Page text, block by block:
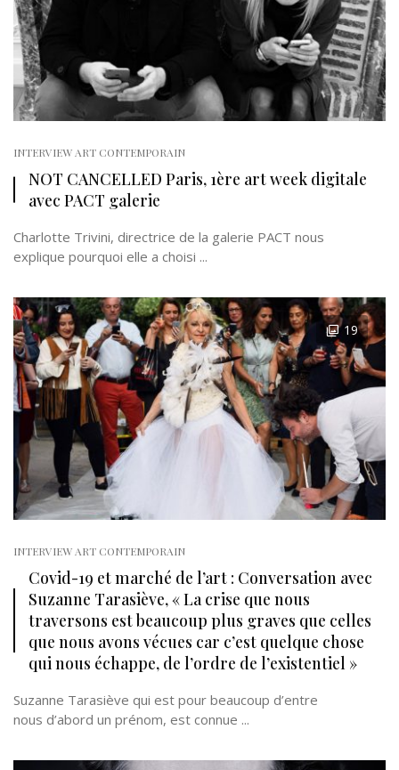
INTERVIEW ART CONTEMPORAIN
NOT CANCELLED Paris, 1ère art week digitale
avec PACT galerie
Charlotte Trivini, directrice de la galerie PACT nous
explique pourquoi elle a choisi ...
19
INTERVIEW ART CONTEMPORAIN
Covid-19 et marché de l’art : Conversation avec
Suzanne Tarasiève, « La crise que nous
traversons est beaucoup plus graves que celles
que nous avons vécues car c’est quelque chose
qui nous échappe, de l’ordre de l’existentiel »
Suzanne Tarasiève qui est pour beaucoup d’entre
nous d’abord un prénom, est connue ...